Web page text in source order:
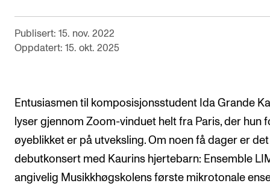
Nyheter og historier
Ledige stillinger
INFO
Publisert: 15. nov. 2022
Oppdatert: 15. okt. 2025
Entusiasmen til komposisjonsstudent Ida Grande
lyser gjennom Zoom-vinduet helt fra Paris, der hun
øyeblikket er på utveksling. Om noen få dager er det
debutkonsert med Kaurins hjertebarn: Ensemble
angivelig Musikkhøgskolens første mikrotonale